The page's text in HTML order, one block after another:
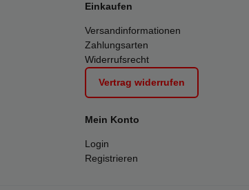
Einkaufen
Versandinformationen
Zahlungsarten
Widerrufsrecht
Vertrag widerrufen
Mein Konto
Login
Registrieren